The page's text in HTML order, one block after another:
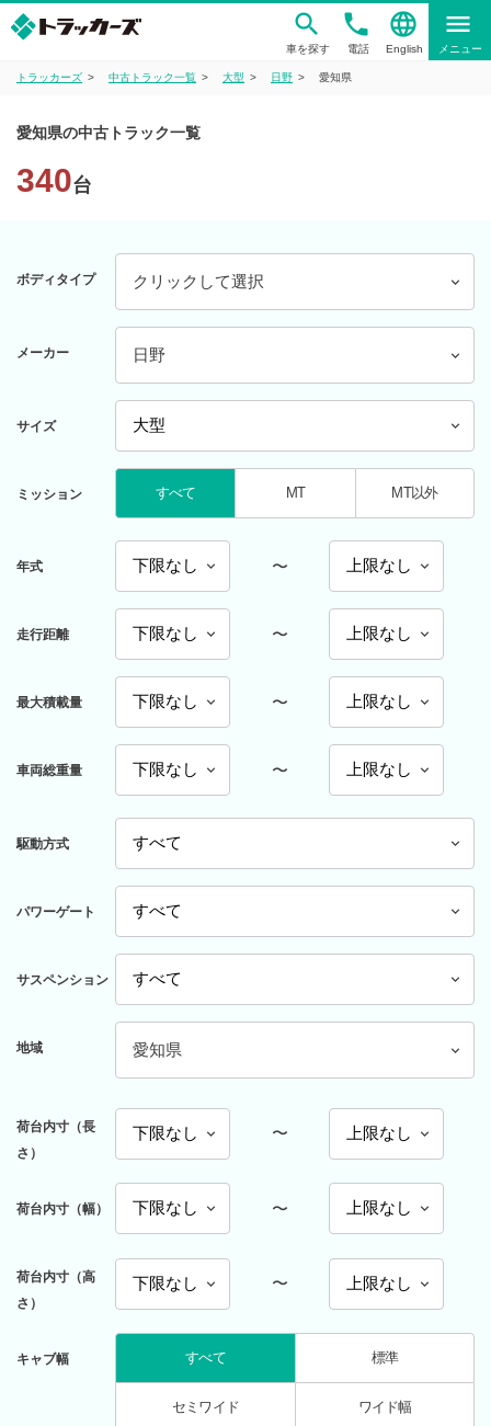
車を探す
phone
電話
language
English
menu
メニュー
トラッカーズ 中古トラック一覧 大型 日野 愛知県
愛知県の中古トラック一覧
340台
ボディタイプ クリックして選択
メーカー 日野
サイズ
ミッション すべて MT MT以外
年式 〜
走行距離 〜
最大積載量 〜
車両総重量 〜
駆動方式
パワーゲート
サスペンション
地域 愛知県
荷台内寸（長
さ）
〜
荷台内寸（幅） 〜
荷台内寸（高
さ）
〜
キャブ幅 すべて 標準
セミワイド ワイド幅